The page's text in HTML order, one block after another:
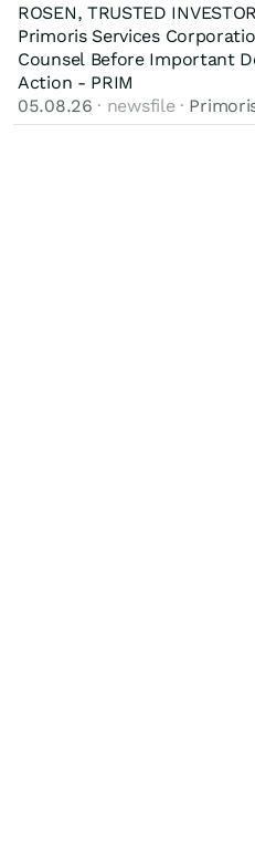
ROSEN, TRUSTED
Primoris Services
Counsel Before Important
Action - PRIM
05.08.26 · newsfile ·